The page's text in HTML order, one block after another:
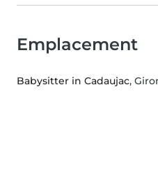
Emplacement
Babysitter in Cadaujac,